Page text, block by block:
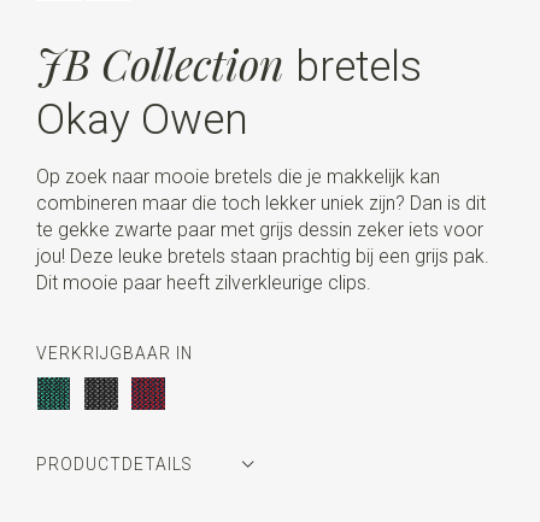
JB Collection bretels
Okay Owen
Op zoek naar mooie bretels die je makkelijk kan
combineren maar die toch lekker uniek zijn? Dan is dit
te gekke zwarte paar met grijs dessin zeker iets voor
jou! Deze leuke bretels staan prachtig bij een grijs pak.
Dit mooie paar heeft zilverkleurige clips.
VERKRIJGBAAR IN
PRODUCTDETAILS